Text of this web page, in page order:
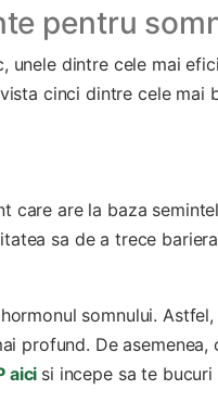
pentru
unele dintre cele mai
cinci dintre cele mai
care are la baza
sa de a trece
somnului.
profund. De
aici si incepe sa te